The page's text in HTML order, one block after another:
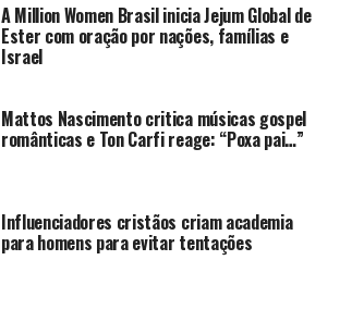
A Million Women Brasil inicia Jejum Global de
Ester com oração por nações, famílias e
Israel
Mattos Nascimento critica músicas gospel
românticas e Ton Carfi reage: “Poxa pai…”
Influenciadores cristãos criam academia
para homens para evitar tentações